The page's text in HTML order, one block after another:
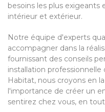
besoins les plus
intérieur et extérieur.
Notre équipe d'experts
accompagner dans la
fournissant des conseils
installation professionnelle
Habitat, nous croyons en
l'importance de créer un
sentirez chez vous, en